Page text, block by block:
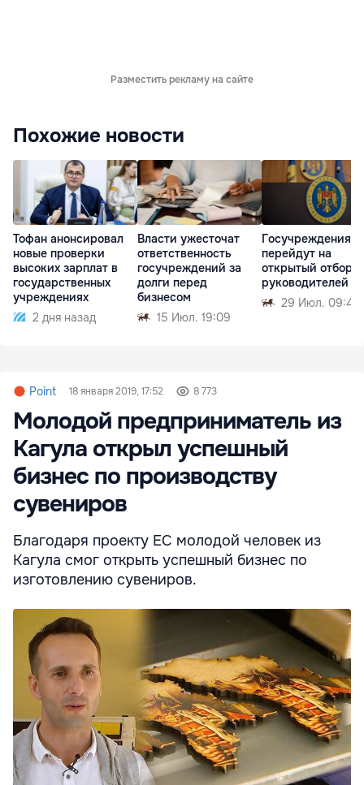
Разместить рекламу на сайте
Похожие новости
Тофан анонсировал
новые проверки
высоких зарплат в
государственных
учреждениях
2 дня назад
Власти ужесточат
ответственность
госучреждений за
долги перед
бизнесом
15 Июл. 19:09
Госучреждения
перейдут на
открытый отбор
руководителей
29 Июл. 09:41
Point 18 января 2019, 17:52 8 773
Молодой предприниматель из
Кагула открыл успешный
бизнес по производству
сувениров
Благодаря проекту ЕС молодой человек из
Кагула смог открыть успешный бизнес по
изготовлению сувениров.